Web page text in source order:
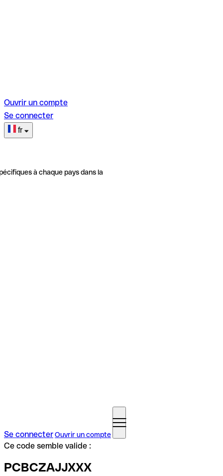
Ouvrir un compte
Se connecter
fr
à chaque pays dans la
Se connecterOuvrir un compte
Ce code semble valide :
PCBCZAJJXXX